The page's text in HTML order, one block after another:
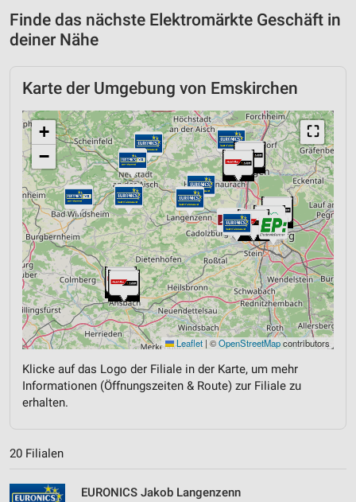
Finde das nächste Elektromärkte Geschäft in
deiner Nähe
Karte der Umgebung von Emskirchen
⛶
+
−
Leaflet | ©OpenStreetMapcontributors
Klicke auf das Logo der Filiale in der Karte, um mehr
Informationen (Öffnungszeiten & Route) zur Filiale zu
erhalten.
20 Filialen
EURONICS Jakob Langenzenn